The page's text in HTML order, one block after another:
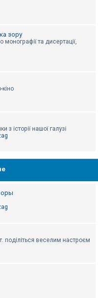
зору
монографії та дисертації,
з історії нашої галузі
поділіться веселим настроєм